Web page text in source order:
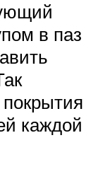
в паз
каждой